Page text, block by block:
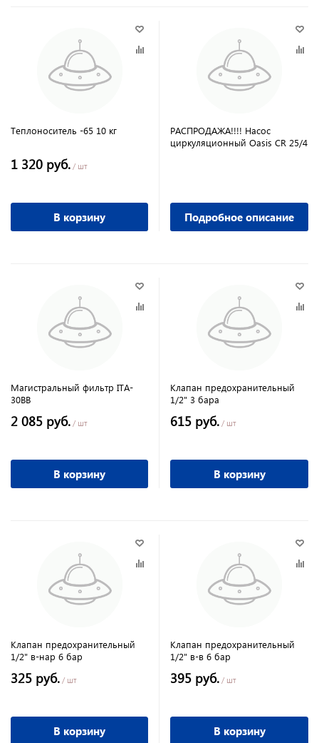
Теплоноситель -65 10 кг
1 320 руб. / шт
В корзину
РАСПРОДАЖА!!!! Насос
циркуляционный Oasis CR 25/4
Подробное описание
Магистральный фильтр ITA-
30ВВ
2 085 руб. / шт
В корзину
Клапан предохранительный
1/2" 3 бара
615 руб. / шт
В корзину
Клапан предохранительный
1/2" в-нар 6 бар
325 руб. / шт
В корзину
Клапан предохранительный
1/2" в-в 6 бар
395 руб. / шт
В корзину